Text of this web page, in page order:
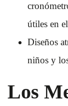
útiles en
Diseños
niños y
Los